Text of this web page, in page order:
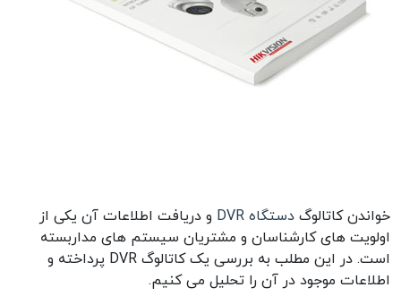
خواندن کاتالوگ دستگاه DVR
و دریافت اطلاعات آن یکی از
اولویت های کارشناسان و مشتریان سیستم های مداربسته
است. در این مطلب به بررسی یک کاتالوگ DVR پرداخته و
اطلاعات موجود در آن را تحلیل می کنیم.